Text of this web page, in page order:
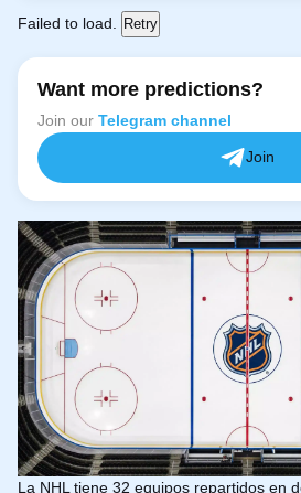
Failed to load. Retry
Want more predictions?
Join our Telegram channel
Join
La NHL tiene 32 equipos repartidos en